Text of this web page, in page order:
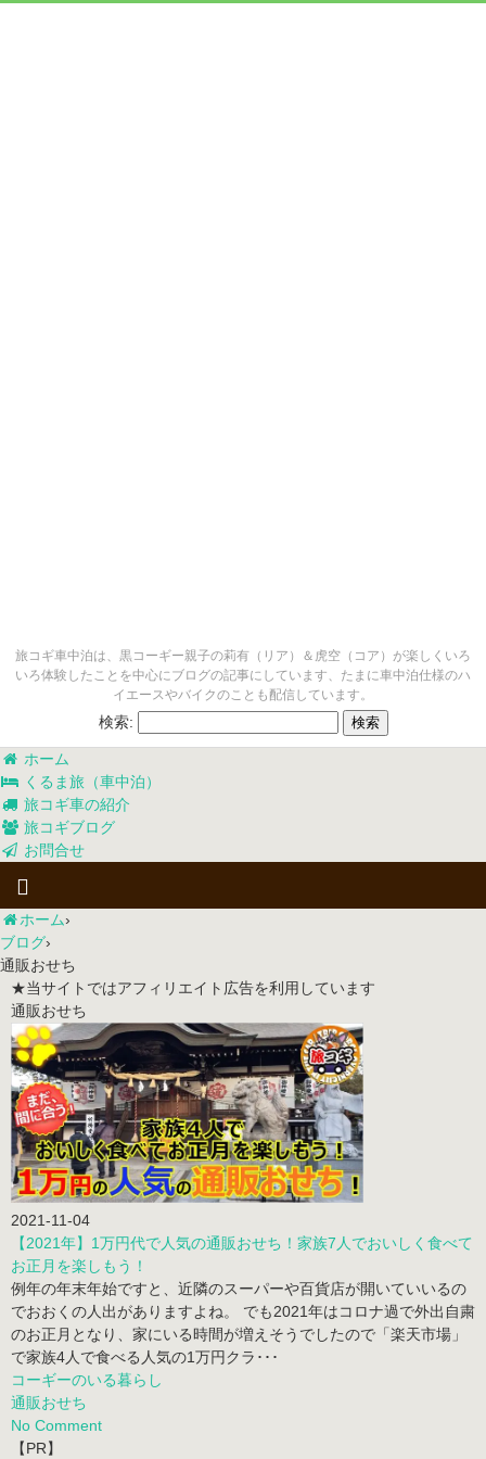
旅コギ車中泊は、黒コーギー親子の莉有（リア）＆虎空（コア）が楽しくいろ
いろ体験したことを中心にブログの記事にしています、たまに車中泊仕様のハ
イエースやバイクのことも配信しています。
検索:
ホーム
くるま旅（車中泊）
旅コギ車の紹介
旅コギブログ
お問合せ
ホーム›
ブログ›
通販おせち
★当サイトではアフィリエイト広告を利用しています
通販おせち
2021-11-04
【2021年】1万円代で人気の通販おせち！家族7人でおいしく食べて
お正月を楽しもう！
例年の年末年始ですと、近隣のスーパーや百貨店が開いていいるの
でおおくの人出がありますよね。 でも2021年はコロナ過で外出自粛
のお正月となり、家にいる時間が増えそうでしたので「楽天市場」
で家族4人で食べる人気の1万円クラ･･･
コーギーのいる暮らし
通販おせち
No Comment
【PR】